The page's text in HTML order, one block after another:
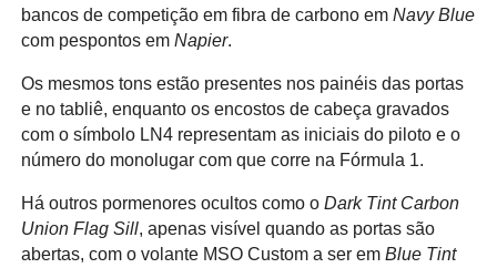
bancos de competição em fibra de carbono em Navy Blue
com pespontos em Napier.
Os mesmos tons estão presentes nos painéis das portas
e no tabliê, enquanto os encostos de cabeça gravados
com o símbolo LN4 representam as iniciais do piloto e o
número do monolugar com que corre na Fórmula 1.
Há outros pormenores ocultos como o Dark Tint Carbon
Union Flag Sill, apenas visível quando as portas são
abertas, com o volante MSO Custom a ser em Blue Tint